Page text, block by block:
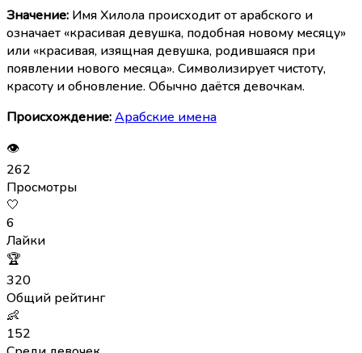
Значение: Имя Хилола происходит от арабского и
означает «красивая девушка, подобная новому месяцу»
или «красивая, изящная девушка, родившаяся при
появлении нового месяца». Символизирует чистоту,
красоту и обновление. Обычно даётся девочкам.
Происхождение:Арабские имена
👁
262
Просмотры
🤍
6
Лайки
🏆
320
Общий рейтинг
👶
152